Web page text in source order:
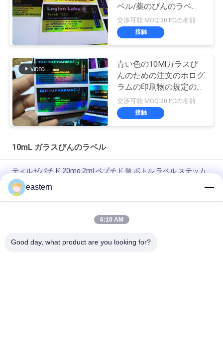
ベル/薬のびんのラベル
のレーザープリンターに
よる印刷
交渉可能 MOQ:20 PCの名前
接触
青い色の10Mlガラスび
んのための注文のホログ
ラムの印刷物の規定のび
んのラベル
交渉可能 MOQ:20 PCの名前
接触
10mL ガラスびんのラベル
ティルゼパチド 20mg 2ml ペプチド 瓶 ボトル ラベル ステッカ
ー 印刷
GHRP6 5MG 2 mL ボトルラベル ステッカー印刷 ペプチドパウダ
ーラベル用
eastern
6:10 AM
Good day, what product are you looking for?